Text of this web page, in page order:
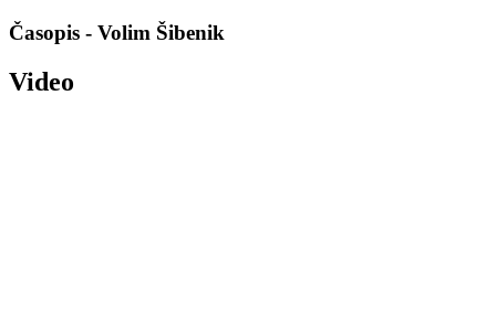
Časopis - Volim Šibenik
Video